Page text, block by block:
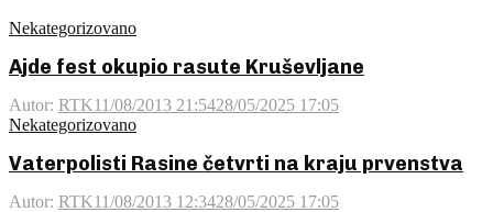
Nekategorizovano
Ajde fest okupio rasute Kruševljane
Autor: RTK11/08/2013 21:5428/05/2025 17:05
Nekategorizovano
Vaterpolisti Rasine četvrti na kraju prvenstva
Autor: RTK11/08/2013 12:3428/05/2025 17:05